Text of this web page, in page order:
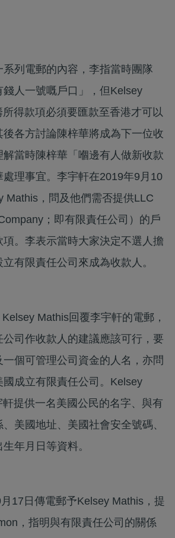
列電郵的內容，李指當時團隊
錢人一號嘅戶口」，但Kelsey
得款項必須要匯款至香港才可以
各方討論陳梓華將成為下一位收
當時陳梓華「嗰邊有人做新收款
處理事宜。李宇軒在2019年9月10
Mathis，問及他們需否提供LLC
；即有限責任公司）的戶
項。李表示當時大家決定不選人擔
有限責任公司來成為收款人。
Mathis回覆李宇軒的電郵，
司作收款人的建議應該可行，要
個可管理公司資金的人名，亦問
成立有限責任公司。Kelsey
提供一名美國公民的名字、與有
美國地址、美國社會安全號碼、
年月日等資料。
17日傳電郵予Kelsey Mathis，提
，指明與有限責任公司的關係